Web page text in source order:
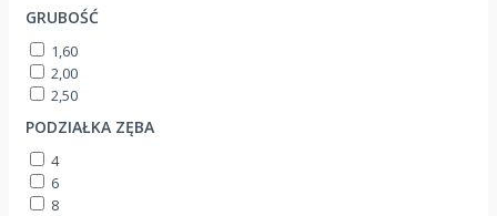
GRUBOŚĆ
1,60
2,00
2,50
PODZIAŁKA ZĘBA
4
6
8